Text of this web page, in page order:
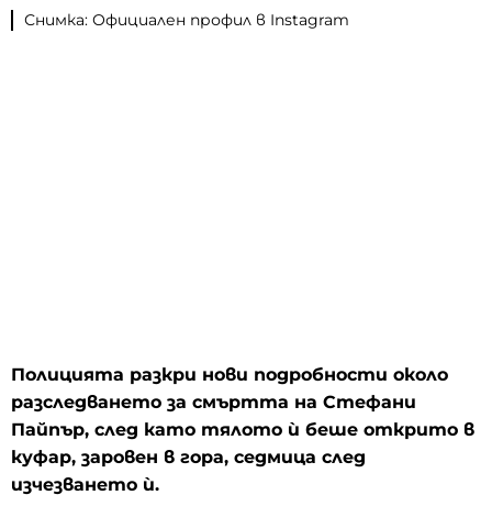
Снимка: Официален профил в Instagram
Полицията разкри нови подробности около
разследването за смъртта на Стефани
Пайпър, след като тялото ѝ беше открито в
куфар, заровен в гора, седмица след
изчезването ѝ.